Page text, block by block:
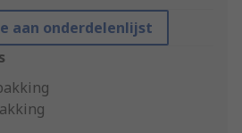
aan onderdelenlijst